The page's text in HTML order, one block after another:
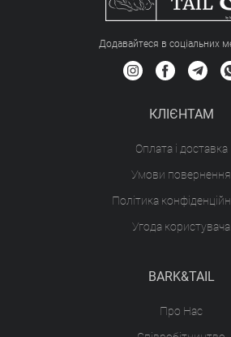
Додавайтеся в соціальних
КЛІЄНТАМ
Оплата і доставка
Умови повернення
Політика
Угода користувача
BARK&TAIL
Про Нас